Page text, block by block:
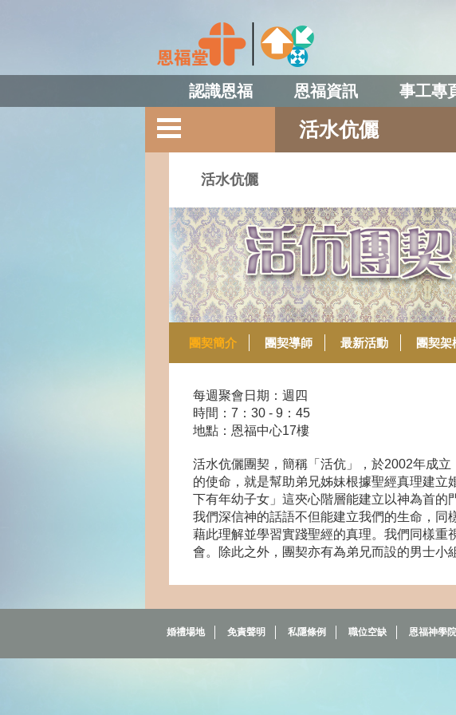
認識恩福 恩福資訊 事工專
活水伉儷
活水伉儷
團契簡介 團契導師 最新活動 團契架
每週聚會日期：週四
時間：7：30 - 9：45
地點：恩福中心17樓
活水伉儷團契，簡稱「活伉」，於2002年成立
的使命，就是幫助弟兄姊妹根據聖經真理建立
下有年幼子女」這夾心階層能建立以神為首的
我們深信神的話語不但能建立我們的生命，
藉此理解並學習實踐聖經的真理。我們同樣
會。除此之外，團契亦有為弟兄而設的男士小
婚禮場地 免責聲明 私隱條例 職位空缺 恩福神學院